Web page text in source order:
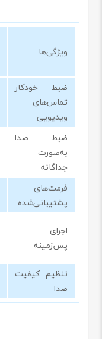
ویژگی‌ها
ضبط خودکار
تماس‌های
ویدیویی
ضبط صدا
به‌صورت
جداگانه
فرمت‌های
پشتیبانی‌شده
اجرای
پس‌زمینه
تنظیم کیفیت
صدا